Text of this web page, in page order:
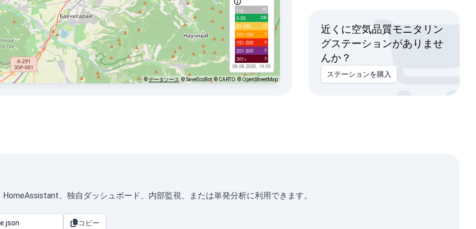
с/д 97
0-50 236
51-100 17
101-150 0
151-200 0
201-300 0
301+ 0
08.08.2026, 16:00
©データソース © SaveEcoBot © CARTO © OpenStreetMap
近くに空気品質モニタリン
グステーションがありませ
んか？
ステーションを購入
、独自ダッシュボード、内部監視、または単発分析に利用できます。
コピー